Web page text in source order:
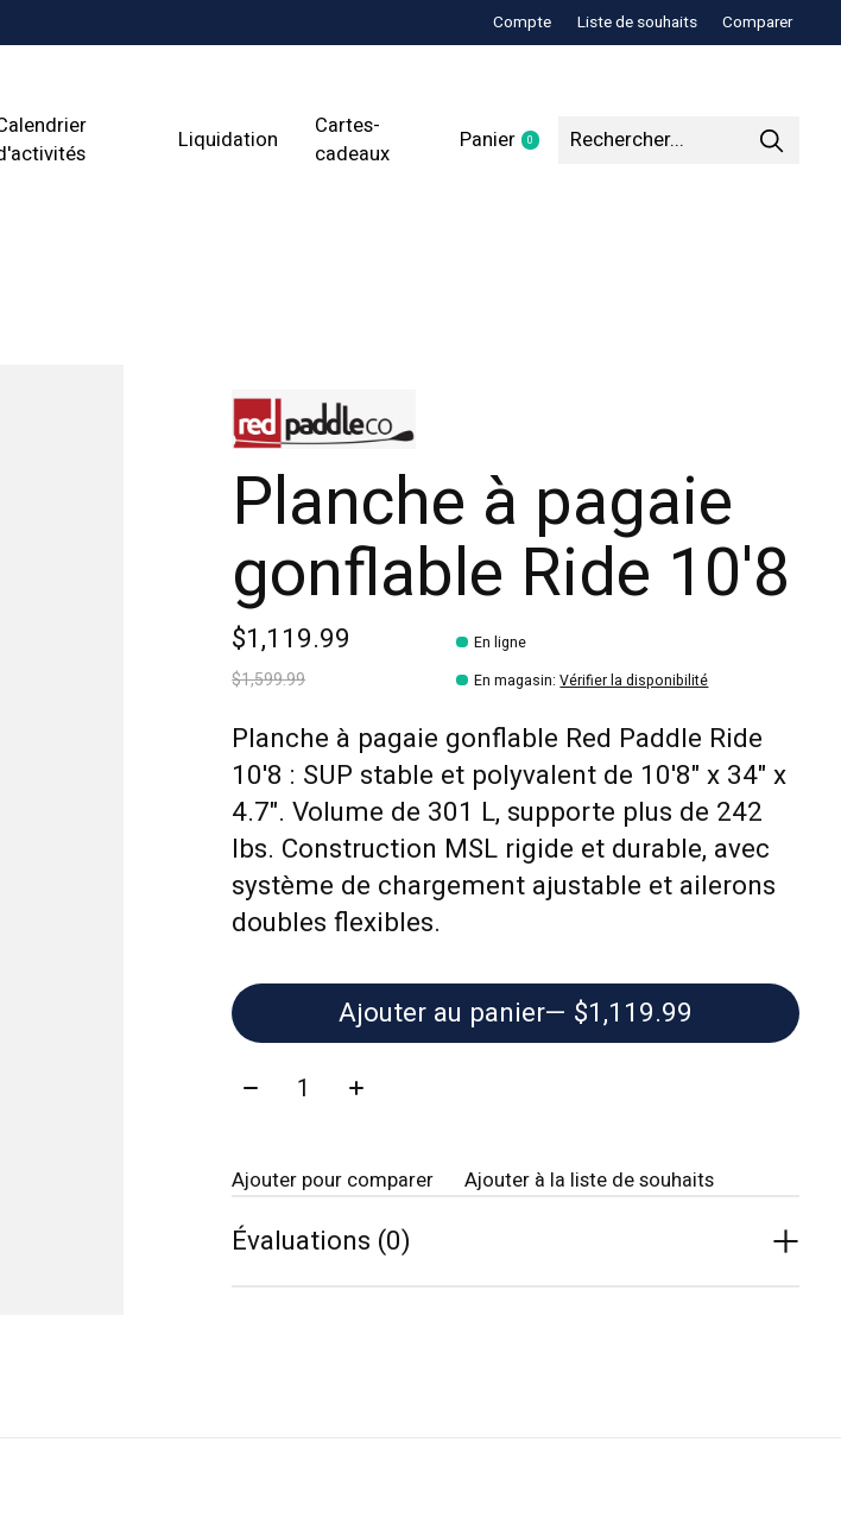
Compte Liste de souhaits Comparer
Liquidation
Cartes-
cadeaux
Panier 0items
Planche à pagaie
gonflable Ride 10'8
$1,119.99
$1,599.99
En ligne
En magasin:Vérifier la disponibilité
Planche à pagaie gonflable Red Paddle Ride
10'8 : SUP stable et polyvalent de 10'8" x 34" x
4.7". Volume de 301 L, supporte plus de 242
lbs. Construction MSL rigide et durable, avec
système de chargement ajustable et ailerons
doubles flexibles.
Ajouter au panier
— $1,119.99
Quantité:
Ajouter pour comparer Ajouter à la liste de souhaits
Évaluations (0)